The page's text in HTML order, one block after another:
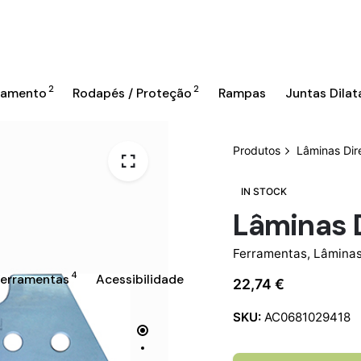
2 Rodapés / Proteção 2 Rampas Juntas
4 Acessibilidade
Produtos Lâminas
IN STOCK
Lâminas
Ferramentas,
22,74 €
SKU: AC0681029418